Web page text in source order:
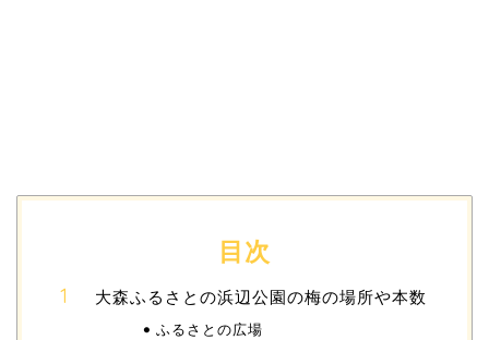
目次
大森ふるさとの浜辺公園の梅の場所や本数
ふるさとの広場